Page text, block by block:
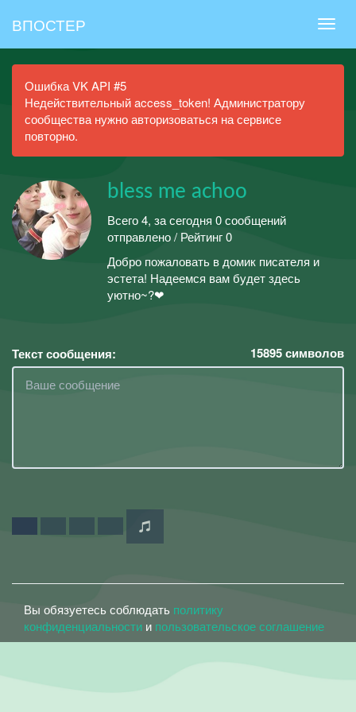
ВПОСТЕР
Ошибка VK API #5
Недействительный access_token! Администратору
сообщества нужно авторизоваться на сервисе
повторно.
bless me achoo
Всего 4, за сегодня 0 сообщений
отправлено / Рейтинг 0
Добро пожаловать в домик писателя и
эстета! Надеемся вам будет здесь
уютно~?❤
Текст сообщения: 15895символов
Вы обязуетесь соблюдать политику
конфиденциальности и пользовательское соглашение